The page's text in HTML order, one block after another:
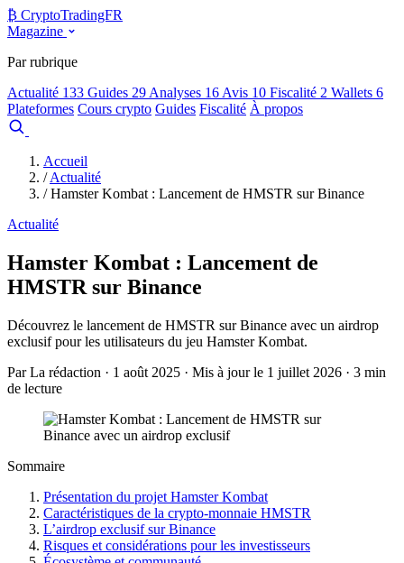
₿ CryptoTradingFR
Magazine
Par rubrique
Actualité 133 Guides 29 Analyses 16 Avis 10 Fiscalité 2 Wallets 6
Plateformes Cours crypto Guides Fiscalité À propos
Accueil
/ Actualité
/ Hamster Kombat : Lancement de HMSTR sur Binance
Actualité
Hamster Kombat : Lancement de
HMSTR sur Binance
Découvrez le lancement de HMSTR sur Binance avec un airdrop
exclusif pour les utilisateurs du jeu Hamster Kombat.
Par La rédaction · 1 août 2025 · Mis à jour le 1 juillet 2026 · 3 min
de lecture
Sommaire
Présentation du projet Hamster Kombat
Caractéristiques de la crypto-monnaie HMSTR
L’airdrop exclusif sur Binance
Risques et considérations pour les investisseurs